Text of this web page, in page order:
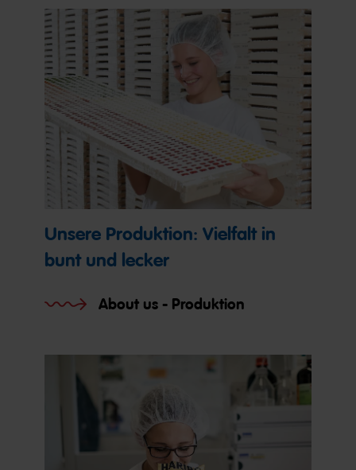
Unsere Produktion: Vielfalt in
bunt und lecker
About us - Produktion